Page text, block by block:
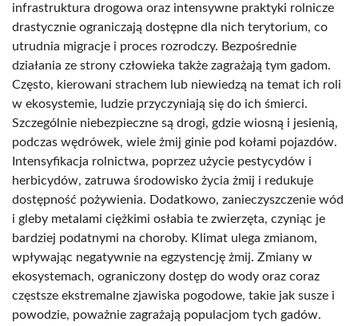
infrastruktura drogowa oraz intensywne praktyki rolnicze
drastycznie ograniczają dostępne dla nich terytorium, co
utrudnia migracje i proces rozrodczy. Bezpośrednie
działania ze strony człowieka także zagrażają tym gadom.
Często, kierowani strachem lub niewiedzą na temat ich roli
w ekosystemie, ludzie przyczyniają się do ich śmierci.
Szczególnie niebezpieczne są drogi, gdzie wiosną i jesienią,
podczas wędrówek, wiele żmij ginie pod kołami pojazdów.
Intensyfikacja rolnictwa, poprzez użycie pestycydów i
herbicydów, zatruwa środowisko życia żmij i redukuje
dostępność pożywienia. Dodatkowo, zanieczyszczenie wód
i gleby metalami ciężkimi osłabia te zwierzęta, czyniąc je
bardziej podatnymi na choroby. Klimat ulega zmianom,
wpływając negatywnie na egzystencję żmij. Zmiany w
ekosystemach, ograniczony dostęp do wody oraz coraz
częstsze ekstremalne zjawiska pogodowe, takie jak susze i
powodzie, poważnie zagrażają populacjom tych gadów.